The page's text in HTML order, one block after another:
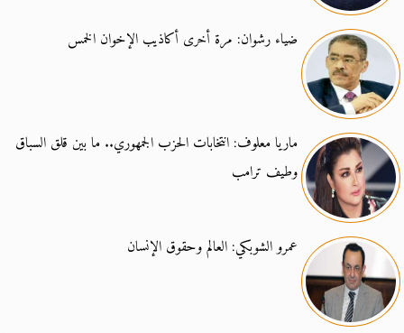
ضياء رشوان: مرة أخرى أكاذيب الإخوان الخمس
ماريا معلوف: انتخابات الحزب الجمهوري.. ما بين قلق السباق
وطيف ترامب
عمرو الشوبكي: العالم وحقوق الإنسان